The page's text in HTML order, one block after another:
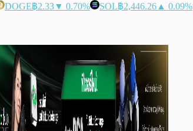
DOGE฿2.33▼ 0.70% SOL฿2,446.26 ▲ 0.09%